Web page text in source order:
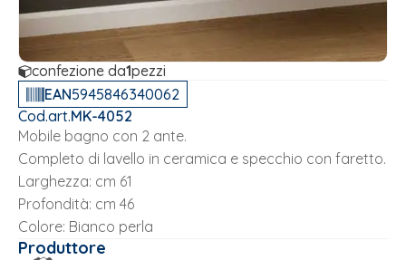
confezione da1pezzi
EAN5945846340062
Cod.art.MK-4052
Mobile bagno con 2 ante.
Completo di lavello in ceramica e specchio con faretto.
Larghezza: cm 61
Profondità: cm 46
Colore: Bianco perla
Produttore